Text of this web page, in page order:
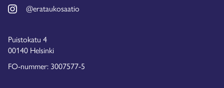
@erataukosaatio
Puistokatu 4
00140 Helsinki
FO-nummer: 3007577-5